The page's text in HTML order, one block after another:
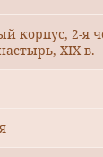
корпус, 2-я
XIX в.